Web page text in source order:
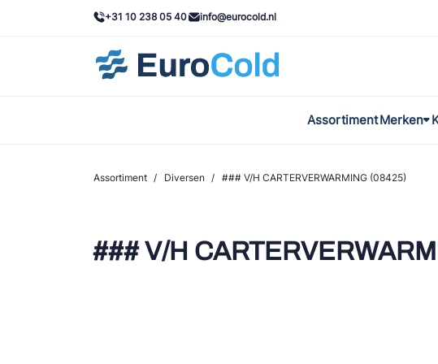
+31 10 238 05 40 info@eurocold.nl
AssortimentMerken
Castel
AWA
Assortiment / Diversen / ### V/H CARTERVERWARMING (08425)
### V/H